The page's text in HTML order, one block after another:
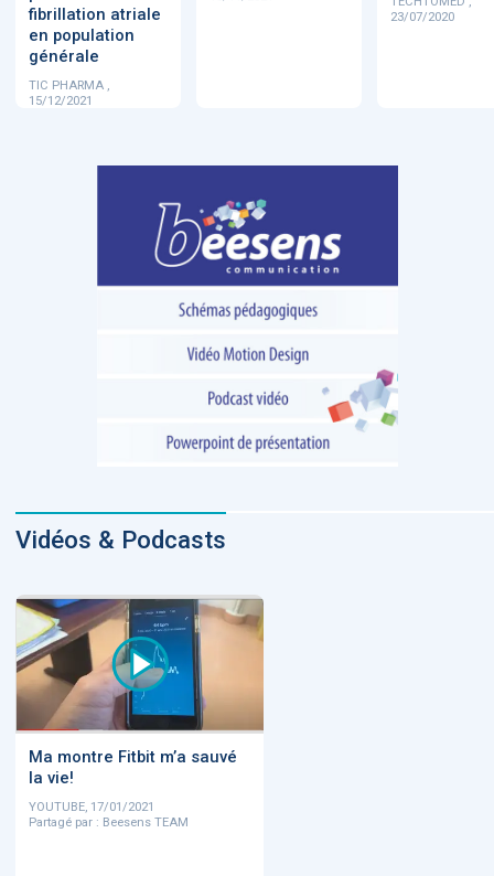
fibrillation atriale
en population
générale
TIC PHARMA ,
15/12/2021
23/07/2020
Vidéos & Podcasts
Ma montre Fitbit m’a sauvé
la vie!
YOUTUBE, 17/01/2021
Partagé par : Beesens TEAM